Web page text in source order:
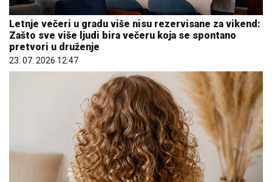
Letnje večeri u gradu više nisu rezervisane za vikend:
Zašto sve više ljudi bira večeru koja se spontano
pretvori u druženje
23. 07. 2026 12:47